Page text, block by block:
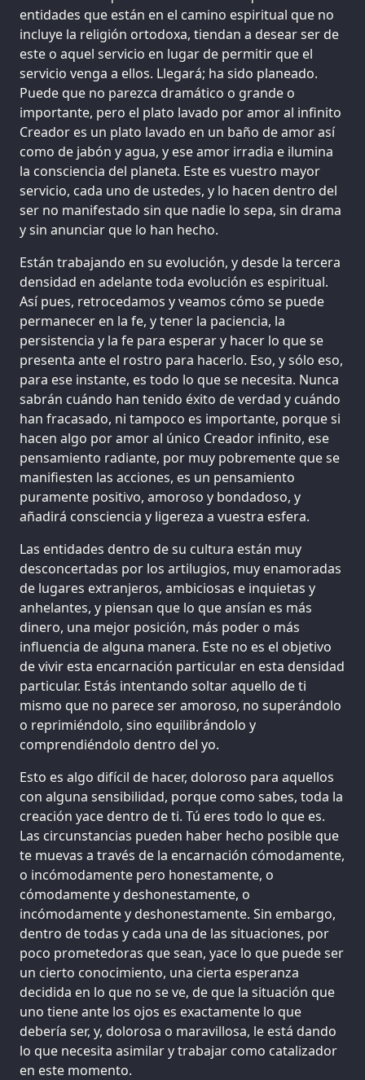
entidades que están en el camino espiritual que no
incluye la religión ortodoxa, tiendan a desear ser de
este o aquel servicio en lugar de permitir que el
servicio venga a ellos. Llegará; ha sido planeado.
Puede que no parezca dramático o grande o
importante, pero el plato lavado por amor al infinito
Creador es un plato lavado en un baño de amor así
como de jabón y agua, y ese amor irradia e ilumina
la consciencia del planeta. Este es vuestro mayor
servicio, cada uno de ustedes, y lo hacen dentro del
ser no manifestado sin que nadie lo sepa, sin drama
y sin anunciar que lo han hecho.
Están trabajando en su evolución, y desde la tercera
densidad en adelante toda evolución es espiritual.
Así pues, retrocedamos y veamos cómo se puede
permanecer en la fe, y tener la paciencia, la
persistencia y la fe para esperar y hacer lo que se
presenta ante el rostro para hacerlo. Eso, y sólo eso,
para ese instante, es todo lo que se necesita. Nunca
sabrán cuándo han tenido éxito de verdad y cuándo
han fracasado, ni tampoco es importante, porque si
hacen algo por amor al único Creador infinito, ese
pensamiento radiante, por muy pobremente que se
manifiesten las acciones, es un pensamiento
puramente positivo, amoroso y bondadoso, y
añadirá consciencia y ligereza a vuestra esfera.
Las entidades dentro de su cultura están muy
desconcertadas por los artilugios, muy enamoradas
de lugares extranjeros, ambiciosas e inquietas y
anhelantes, y piensan que lo que ansían es más
dinero, una mejor posición, más poder o más
influencia de alguna manera. Este no es el objetivo
de vivir esta encarnación particular en esta densidad
particular. Estás intentando soltar aquello de ti
mismo que no parece ser amoroso, no superándolo
o reprimiéndolo, sino equilibrándolo y
comprendiéndolo dentro del yo.
Esto es algo difícil de hacer, doloroso para aquellos
con alguna sensibilidad, porque como sabes, toda la
creación yace dentro de ti. Tú eres todo lo que es.
Las circunstancias pueden haber hecho posible que
te muevas a través de la encarnación cómodamente,
o incómodamente pero honestamente, o
cómodamente y deshonestamente, o
incómodamente y deshonestamente. Sin embargo,
dentro de todas y cada una de las situaciones, por
poco prometedoras que sean, yace lo que puede ser
un cierto conocimiento, una cierta esperanza
decidida en lo que no se ve, de que la situación que
uno tiene ante los ojos es exactamente lo que
debería ser, y, dolorosa o maravillosa, le está dando
lo que necesita asimilar y trabajar como catalizador
en este momento.